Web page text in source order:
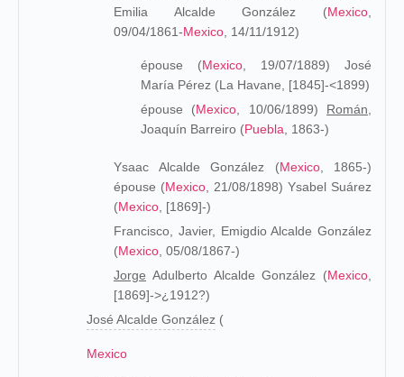
Emilia Alcalde González (Mexico
09/04/1861-Mexico , 14/11/1912)
épouse (Mexico , 19/07/1889) José
María Pérez (La Havane, [1845]-<1899)
épouse (Mexico , 10/06/1899) Román,
Joaquín Barreiro (Puebla , 1863-)
Ysaac Alcalde González (Mexico, 1865-)
épouse (Mexico , 21/08/1898) Ysabel Suárez
(Mexico , [1869]-)
Francisco, Javier, Emigdio Alcalde González
(Mexico , 05/08/1867-)
Jorge Adulberto Alcalde González (Mexico
[1869]->¿1912?)
José Alcalde González (
Mexico